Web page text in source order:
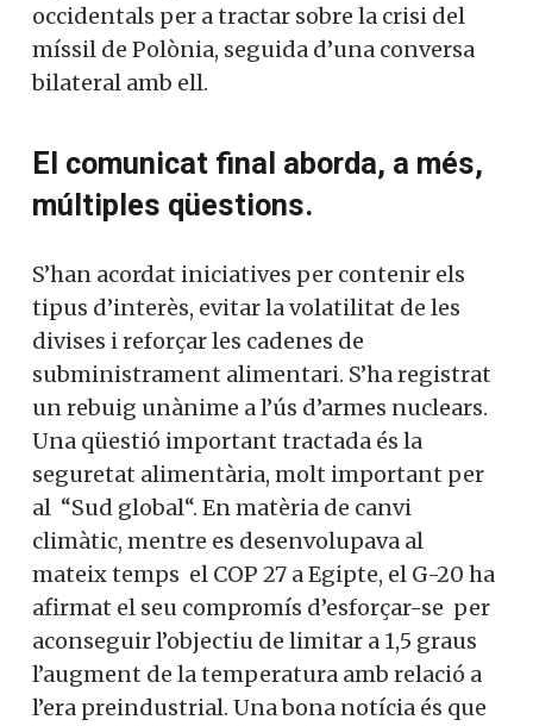
occidentals per a tractar sobre la crisi del
míssil de Polònia, seguida d’una conversa
bilateral amb ell.
El comunicat final aborda, a més,
múltiples qüestions.
S’han acordat iniciatives per contenir els
tipus d’interès, evitar la volatilitat de les
divises i reforçar les cadenes de
subministrament alimentari. S’ha registrat
un rebuig unànime a l’ús d’armes nuclears.
Una qüestió important tractada és la
seguretat alimentària, molt important per
al “Sud global“. En matèria de canvi
climàtic, mentre es desenvolupava al
mateix temps el COP 27 a Egipte, el G-20 ha
afirmat el seu compromís d’esforçar-se per
aconseguir l’objectiu de limitar a 1,5 graus
l’augment de la temperatura amb relació a
l’era preindustrial. Una bona notícia és que